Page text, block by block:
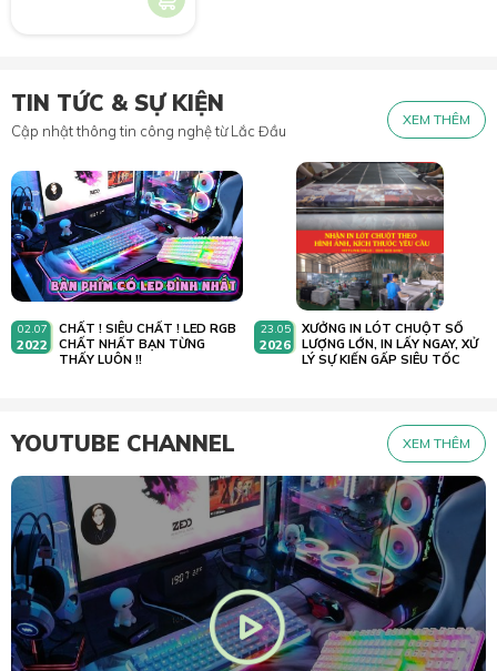
TIN TỨC & SỰ KIỆN
Cập nhật thông tin công nghệ từ Lắc Đầu
XEM THÊM
02.07
2022
CHẤT ! SIÊU CHẤT ! LED RGB
CHẤT NHẤT BẠN TỪNG
THẤY LUÔN !!
23.05
2026
XƯỞNG IN LÓT CHUỘT SỐ
LƯỢNG LỚN, IN LẤY NGAY, XỬ
LÝ SỰ KIẾN GẤP SIÊU TỐC
YOUTUBE CHANNEL XEM THÊM